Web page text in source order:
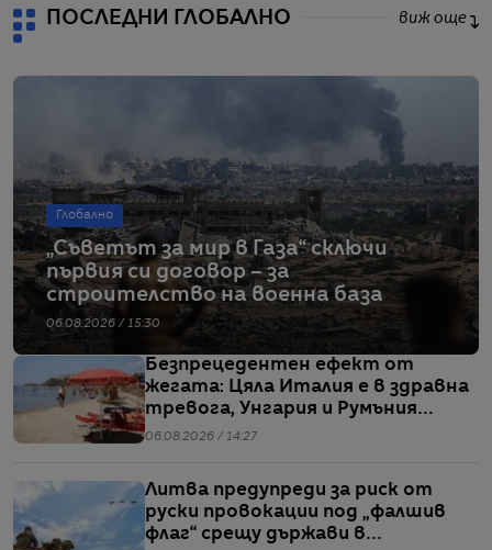
ПОСЛЕДНИ ГЛОБАЛНО виж още
Глобално
„Съветът за мир в Газа“ сключи
първия си договор – за
строителство на военна база
06.08.2026 / 15:30
Безпрецедентен ефект от
жегата: Цяла Италия е в здравна
тревога, Унгария и Румъния
пестят електричество
06.08.2026 / 14:27
Литва предупреди за риск от
руски провокации под „фалшив
флаг“ срещу държави в